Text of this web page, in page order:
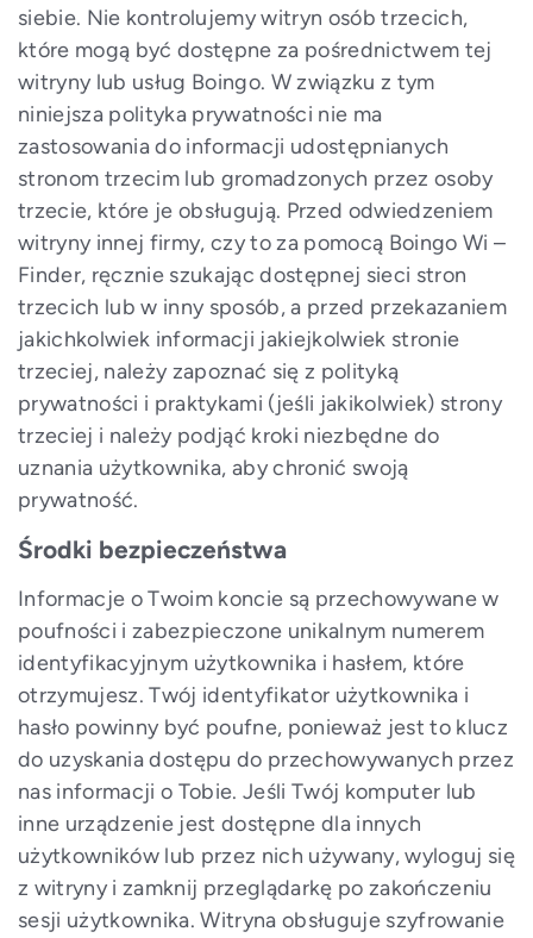
siebie. Nie kontrolujemy witryn osób trzecich,
które mogą być dostępne za pośrednictwem tej
witryny lub usług Boingo. W związku z tym
niniejsza polityka prywatności nie ma
zastosowania do informacji udostępnianych
stronom trzecim lub gromadzonych przez osoby
trzecie, które je obsługują. Przed odwiedzeniem
witryny innej firmy, czy to za pomocą Boingo Wi –
Finder, ręcznie szukając dostępnej sieci stron
trzecich lub w inny sposób, a przed przekazaniem
jakichkolwiek informacji jakiejkolwiek stronie
trzeciej, należy zapoznać się z polityką
prywatności i praktykami (jeśli jakikolwiek) strony
trzeciej i należy podjąć kroki niezbędne do
uznania użytkownika, aby chronić swoją
prywatność.
Środki bezpieczeństwa
Informacje o Twoim koncie są przechowywane w
poufności i zabezpieczone unikalnym numerem
identyfikacyjnym użytkownika i hasłem, które
otrzymujesz. Twój identyfikator użytkownika i
hasło powinny być poufne, ponieważ jest to klucz
do uzyskania dostępu do przechowywanych przez
nas informacji o Tobie. Jeśli Twój komputer lub
inne urządzenie jest dostępne dla innych
użytkowników lub przez nich używany, wyloguj się
z witryny i zamknij przeglądarkę po zakończeniu
sesji użytkownika. Witryna obsługuje szyfrowanie